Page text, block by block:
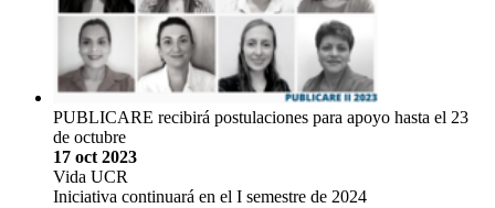
PUBLICARE recibirá postulaciones para apoyo hasta el 23
de octubre
17 oct 2023
Vida UCR
Iniciativa continuará en el I semestre de 2024